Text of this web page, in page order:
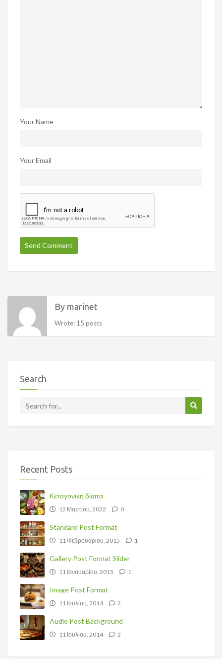
Your Name
Your Email
By marinet
Wrote: 15 posts
Search
Recent Posts
Κετογονική δίαιτα
12 Μαρτίου, 2022 0
Standard Post Format
11 Φεβρουαρίου, 2015 1
Gallery Post Format Slider
11 Ιανουαρίου, 2015 1
Image Post Format
11 Ιουλίου, 2014 2
Audio Post Background
11 Ιουλίου, 2014 2